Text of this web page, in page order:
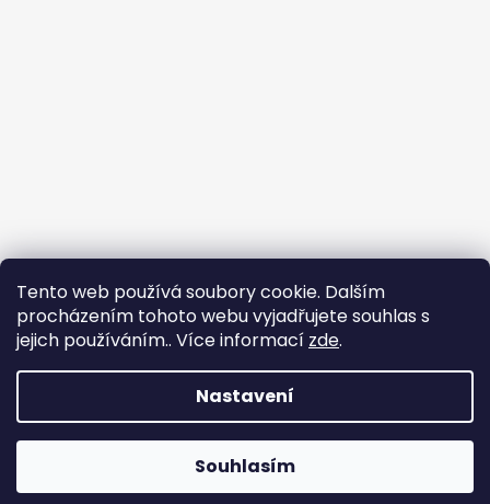
Tento web používá soubory cookie. Dalším
procházením tohoto webu vyjadřujete souhlas s
jejich používáním.. Více informací zde.
Nastavení
Souhlasím
Chlupáčkov. Všechna práva vyhrazena.